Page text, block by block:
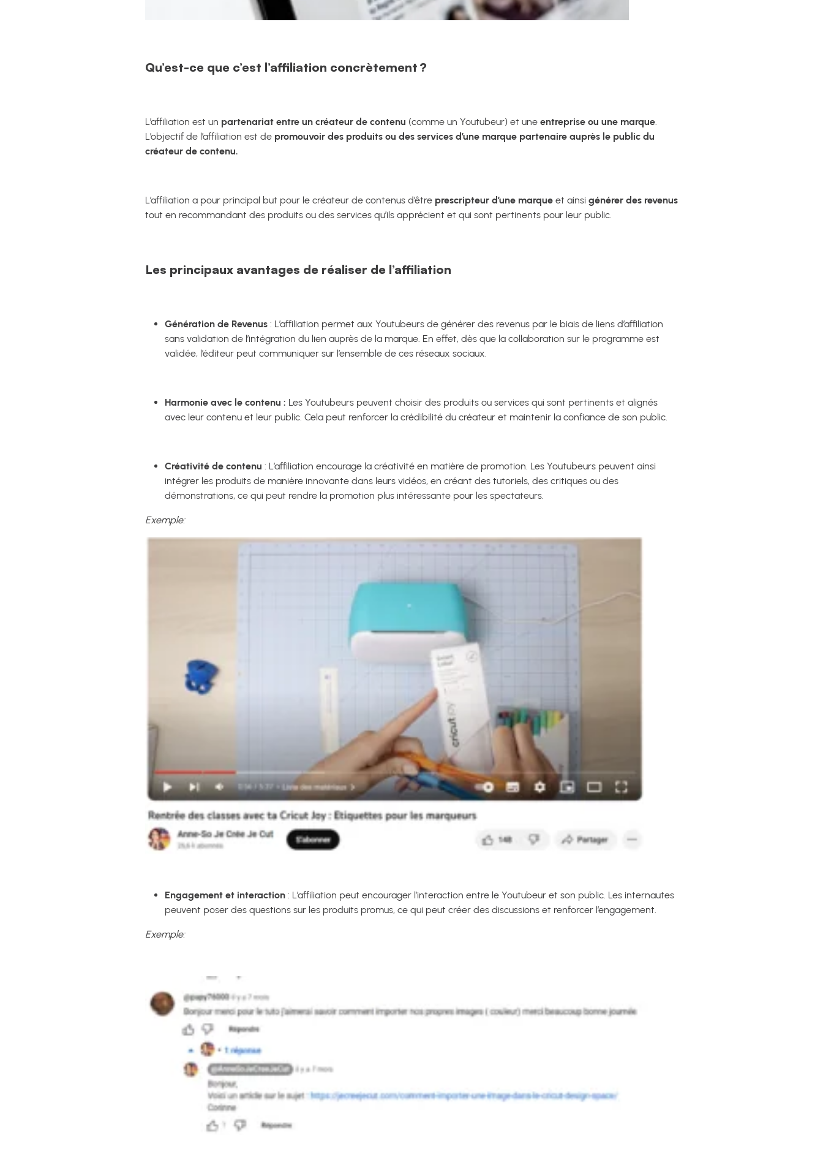
Qu’est-ce que c’est l’affiliation concrètement ?
L’affiliation est un partenariat entre un créateur de contenu (comme un Youtubeur) et une entreprise ou une marque.
L’objectif de l’affiliation est de promouvoir des produits ou des services d’une marque partenaire auprès le public du
créateur de contenu.
L’affiliation a pour principal but pour le créateur de contenus d’être prescripteur d’une marque et ainsi générer des revenus
tout en recommandant des produits ou des services qu’ils apprécient et qui sont pertinents pour leur public.
Les principaux avantages de réaliser de l’affiliation
Génération de Revenus : L’affiliation permet aux Youtubeurs de générer des revenus par le biais de liens d’affiliation
sans validation de l’intégration du lien auprès de la marque. En effet, dès que la collaboration sur le programme est
validée, l’éditeur peut communiquer sur l’ensemble de ces réseaux sociaux.
Harmonie avec le contenu : Les Youtubeurs peuvent choisir des produits ou services qui sont pertinents et alignés
avec leur contenu et leur public. Cela peut renforcer la crédibilité du créateur et maintenir la confiance de son public.
Créativité de contenu : L’affiliation encourage la créativité en matière de promotion. Les Youtubeurs peuvent ainsi
intégrer les produits de manière innovante dans leurs vidéos, en créant des tutoriels, des critiques ou des
démonstrations, ce qui peut rendre la promotion plus intéressante pour les spectateurs.
Exemple:
Engagement et interaction : L’affiliation peut encourager l’interaction entre le Youtubeur et son public. Les internautes
peuvent poser des questions sur les produits promus, ce qui peut créer des discussions et renforcer l’engagement.
Exemple: